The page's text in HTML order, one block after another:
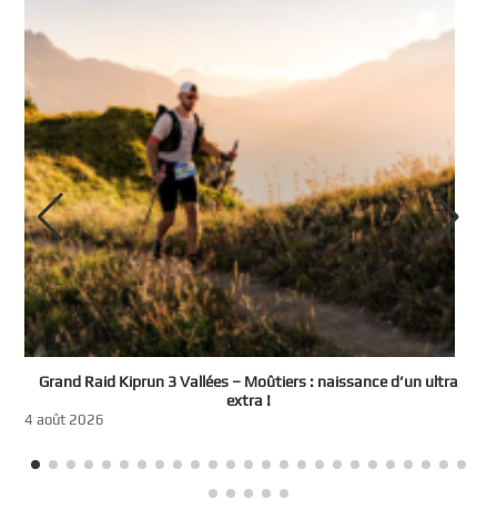
Grand Raid Kiprun 3 Vallées – Moûtiers : naissance d’un ultra
extra !
4 août 2026